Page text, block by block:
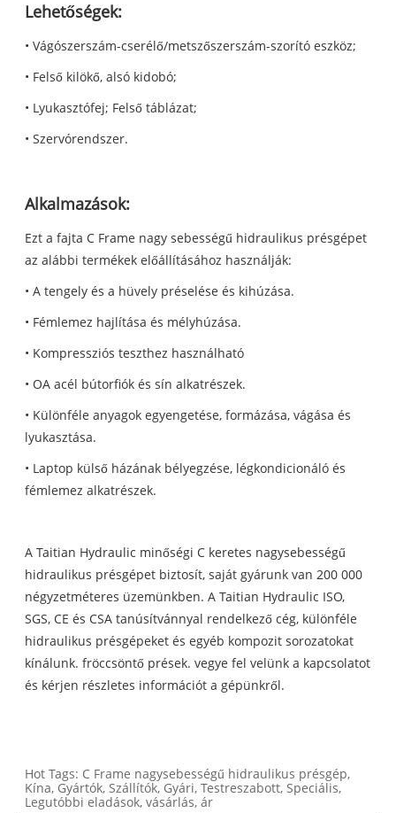
Lehetőségek:
• Vágószerszám-cserélő/metszőszerszám-szorító eszköz;
• Felső kilökő, alsó kidobó;
• Lyukasztófej; Felső táblázat;
• Szervórendszer.
Alkalmazások:
Ezt a fajta C Frame nagy sebességű hidraulikus présgépet
az alábbi termékek előállításához használják:
• A tengely és a hüvely préselése és kihúzása.
• Fémlemez hajlítása és mélyhúzása.
• Kompressziós teszthez használható
• OA acél bútorfiók és sín alkatrészek.
• Különféle anyagok egyengetése, formázása, vágása és
lyukasztása.
• Laptop külső házának bélyegzése, légkondicionáló és
fémlemez alkatrészek.
A Taitian Hydraulic minőségi C keretes nagysebességű
hidraulikus présgépet biztosít, saját gyárunk van 200 000
négyzetméteres üzemünkben. A Taitian Hydraulic ISO,
SGS, CE és CSA tanúsítvánnyal rendelkező cég, különféle
hidraulikus présgépeket és egyéb kompozit sorozatokat
kínálunk. fröccsöntő prések. vegye fel velünk a kapcsolatot
és kérjen részletes információt a gépünkről.
Hot Tags: C Frame nagysebességű hidraulikus présgép,
Kína, Gyártók, Szállítók, Gyári, Testreszabott, Speciális,
Legutóbbi eladások, vásárlás, ár